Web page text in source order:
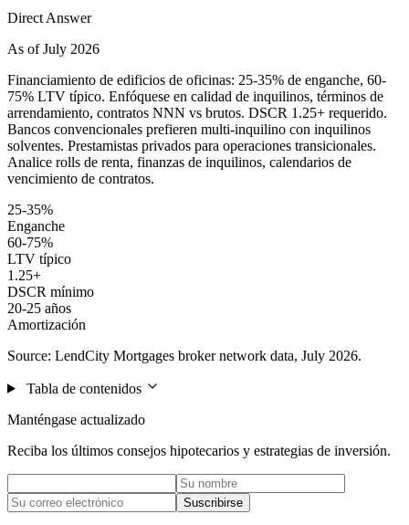
Direct Answer
As of July 2026
Financiamiento de edificios de oficinas: 25-35% de enganche, 60-
75% LTV típico. Enfóquese en calidad de inquilinos, términos de
arrendamiento, contratos NNN vs brutos. DSCR 1.25+ requerido.
Bancos convencionales prefieren multi-inquilino con inquilinos
solventes. Prestamistas privados para operaciones transicionales.
Analice rolls de renta, finanzas de inquilinos, calendarios de
vencimiento de contratos.
25-35%
Enganche
60-75%
LTV típico
1.25+
DSCR mínimo
20-25 años
Amortización
Source: LendCity Mortgages broker network data, July 2026.
Tabla de contenidos
Manténgase actualizado
Reciba los últimos consejos hipotecarios y estrategias de inversión.
Suscribirse